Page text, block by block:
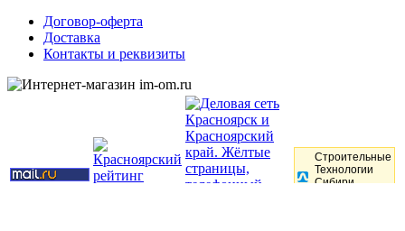
Договор-оферта
Доставка
Контакты и реквизиты
Строительные
Технологии
Сибири